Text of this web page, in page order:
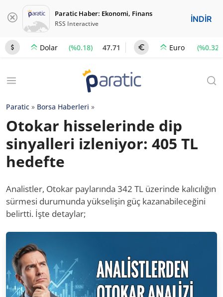
Paratic Haber: Ekonomi, Finans
RSS Interactive İNDİR
Dolar (%0.18) 47.71 Euro (%0.32)
Paratic » Borsa Haberleri »
Otokar hisselerinde dip
sinyalleri izleniyor: 405 TL
hedefte
Analistler, Otokar paylarında 342 TL üzerinde kalıcılığın
sürmesi durumunda yükselişin güç kazanabileceğini
belirtti. İşte detaylar;